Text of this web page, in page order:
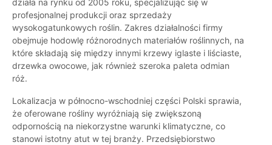
działa na rynku od 2005 roku, specjalizując się w
profesjonalnej produkcji oraz sprzedaży
wysokogatunkowych roślin. Zakres działalności firmy
obejmuje hodowlę różnorodnych materiałów roślinnych, na
które składają się między innymi krzewy iglaste i liściaste,
drzewka owocowe, jak również szeroka paleta odmian
róż.
Lokalizacja w północno-wschodniej części Polski sprawia,
że oferowane rośliny wyróżniają się zwiększoną
odpornością na niekorzystne warunki klimatyczne, co
stanowi istotny atut w tej branży. Przedsiębiorstwo